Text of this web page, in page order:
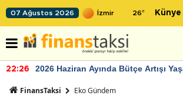
07 Ağustos 2026 26° Künye
22:26 2026 Haziran Ayında Bütçe Artışı
FinansTaksi Eko Gündem